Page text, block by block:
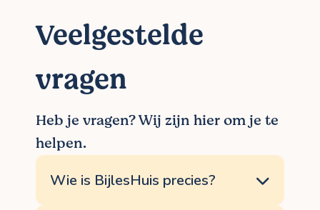
Veelgestelde
vragen
Heb je vragen? Wij zijn hier om je te
helpen.
Wie is BijlesHuis precies?